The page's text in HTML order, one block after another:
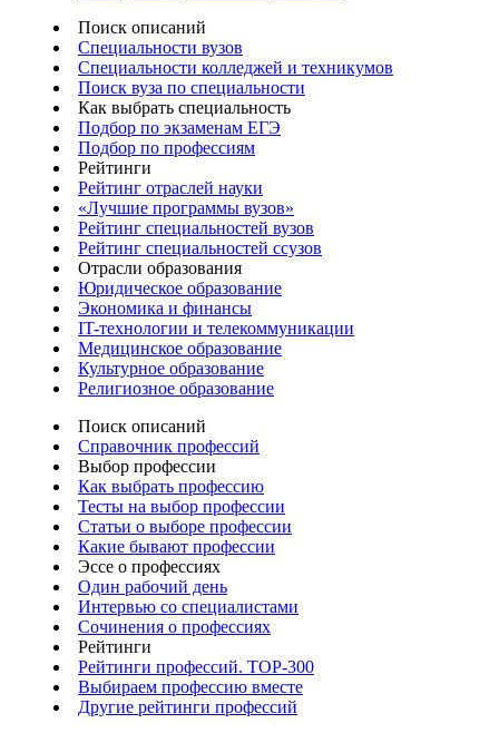
Поиск описаний
Специальности вузов
Специальности колледжей и техникумов
Поиск вуза по специальности
Как выбрать специальность
Подбор по экзаменам ЕГЭ
Подбор по профессиям
Рейтинги
Рейтинг отраслей науки
«Лучшие программы вузов»
Рейтинг специальностей вузов
Рейтинг специальностей ссузов
Отрасли образования
Юридическое образование
Экономика и финансы
IT-технологии и телекоммуникации
Медицинское образование
Культурное образование
Религиозное образование
Поиск описаний
Справочник профессий
Выбор профессии
Как выбрать профессию
Тесты на выбор профессии
Статьи о выборе профессии
Какие бывают профессии
Эссе о профессиях
Один рабочий день
Интервью со специалистами
Сочинения о профессиях
Рейтинги
Рейтинги профессий. TOP-300
Выбираем профессию вместе
Другие рейтинги профессий